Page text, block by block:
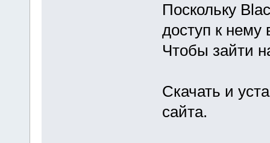
Поскольку
доступ к нему
Чтобы зайти
Скачать и
сайта.